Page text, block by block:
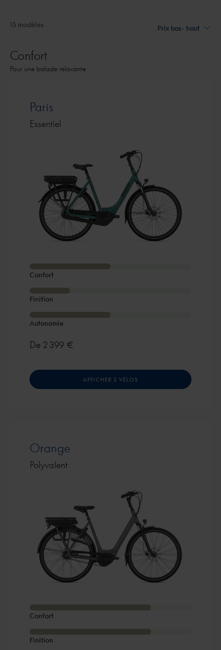
15 modèles
Confort
Pour une balade relaxante
Paris
Essentiel
Confort
Finition
Autonomie
De 2 399 €
AFFICHER 2 VÉLOS
Orange
Polyvalent
Confort
Finition